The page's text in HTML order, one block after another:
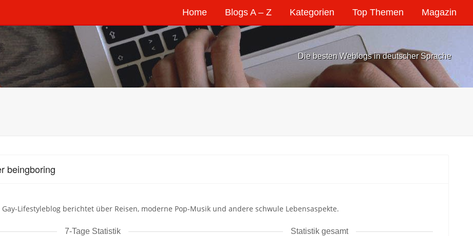
Home Blogs A – Z Kategorien Top Themen Magazin
Die besten Weblogs in deutscher Sprache
beingboring
Gay-Lifestyleblog berichtet über Reisen, moderne Pop-Musik und andere schwule Lebensaspekte.
7-Tage Statistik Statistik gesamt